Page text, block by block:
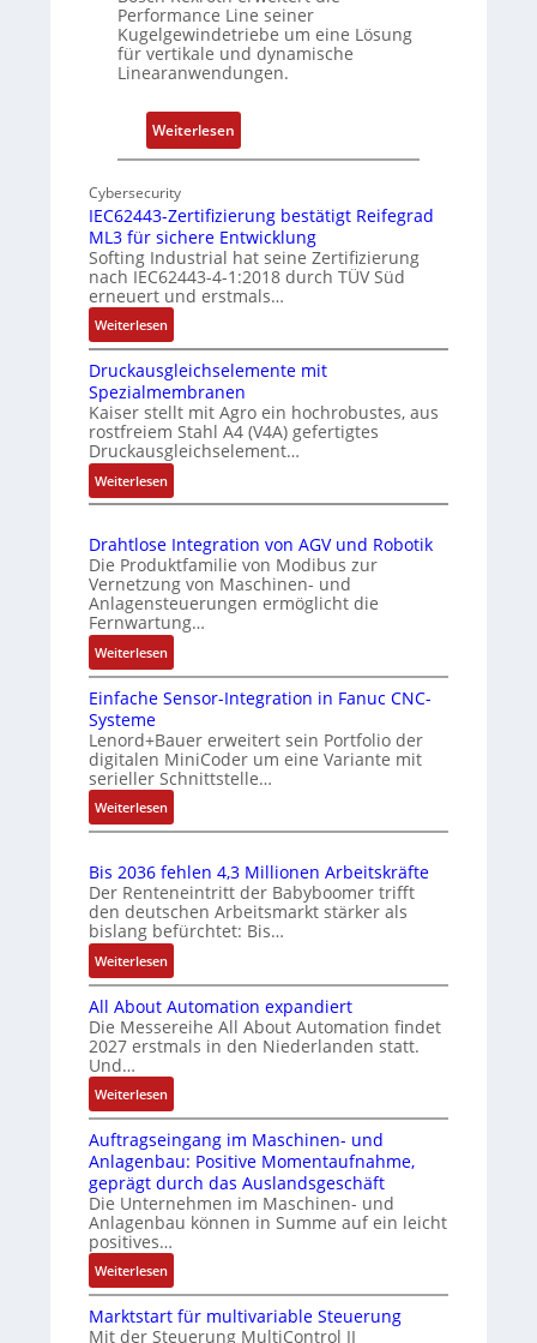
d
Z
u
t
n
s
ü
b
e
a
c
h
u
i
e
r
P
s
t
i
o
n
e
s
s
u
n
d
Z
u
a
d
s
r
w
a
c
n
g
Performance Line seiner
Kugelgewindetriebe um eine Lösung
für vertikale und dynamische
Linearanwendungen.
Weiterlesen
N
e
r
M
u
t
e
r
t
y
s
r
g
t
r
m
e
h
r
e
s
t
u
g
Cybersecurity
IEC62443-Zertifizierung bestätigt Reifegrad
ML3 für sichere Entwicklung
Softing Industrial hat seine Zertifizierung
nach IEC62443-4-1:2018 durch TÜV Süd
erneuert und erstmals…
Weiterlesen:
I
E
C
6
2
4
4
3
Z
e
r
t
f
i
i
e
r
n
b
e
s
t
ä
t
i
g
t
R
e
i
f
e
g
r
d
M
3
Druckausgleichselemente mit
Spezialmembranen
Kaiser stellt mit Agro ein hochrobustes, aus
rostfreiem Stahl A4 (V4A) gefertigtes
Druckausgleichselement…
Weiterlesen:
D
u
c
k
a
u
s
g
l
i
c
h
s
l
e
m
e
n
t
e
m
i
S
p
e
z
i
a
l
m
e
m
b
Drahtlose Integration von AGV und Robotik
Die Produktfamilie von Modibus zur
Vernetzung von Maschinen- und
Anlagensteuerungen ermöglicht die
Fernwartung…
Weiterlesen:
D
r
h
t
l
o
s
I
n
t
e
g
a
t
o
n
v
A
G
V
n
d
R
Einfache Sensor-Integration in Fanuc CNC-
Systeme
Lenord+Bauer erweitert sein Portfolio der
digitalen MiniCoder um eine Variante mit
serieller Schnittstelle…
Weiterlesen:
E
n
f
a
c
h
e
S
e
n
s
o
r
-
I
n
t
r
a
t
Bis 2036 fehlen 4,3 Millionen Arbeitskräfte
Der Renteneintritt der Babyboomer trifft
den deutschen Arbeitsmarkt stärker als
bislang befürchtet: Bis…
Weiterlesen:
B
i
s
2
0
3
6
f
e
h
l
e
n
4
,
3
All About Automation expandiert
Die Messereihe All About Automation findet
2027 erstmals in den Niederlanden statt.
Und…
Weiterlesen:
A
l
l
A
b
o
u
t
A
u
Auftragseingang im Maschinen- und
Anlagenbau: Positive Momentaufnahme,
geprägt durch das Auslandsgeschäft
Die Unternehmen im Maschinen- und
Anlagenbau können in Summe auf ein leicht
positives…
Weiterlesen:
A
u
f
Marktstart für multivariable Steuerung
Mit der Steuerung MultiControl II